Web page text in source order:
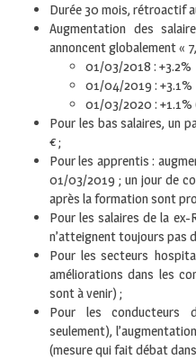
Durée 30 mois, rétroactif
Augmentation des
annoncent globalement «
01/03/2018 : +3.2%
01/04/2019 : +3.1%
01/03/2020 :
Pour les bas salaires, un
€ ;
Pour les apprentis :
01/03/2019 ; un jour de
après la formation sont
Pour les salaires de la
n’atteignent toujours pas
Pour les secteurs
améliorations dans les
sont à venir) ;
Pour les conducteurs
seulement),
(mesure qui fait débat